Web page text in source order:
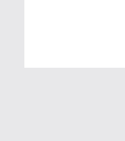
角丸枠で囲んだ文字ロゴ